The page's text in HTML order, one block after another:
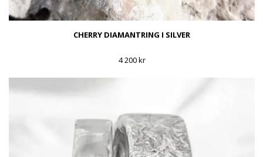
CHERRY DIAMANTRING I SILVER
4 200 kr